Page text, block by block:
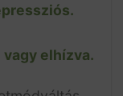
elhízva.